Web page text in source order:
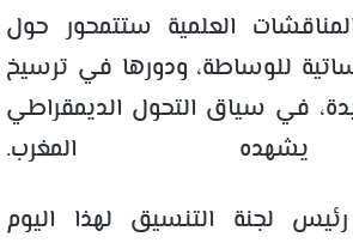
العلمية ستتمحور حول
للوساطة، ودورها في ترسيخ
في سياق التحول الديمقراطي
المغرب.
لجنة التنسيق لهذا اليوم